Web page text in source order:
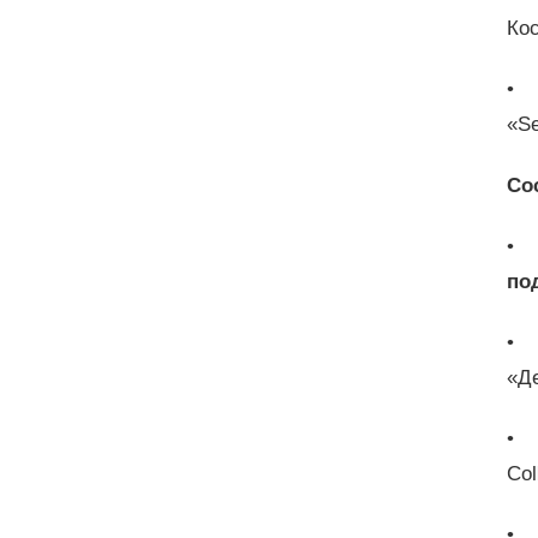
•
•
•
•